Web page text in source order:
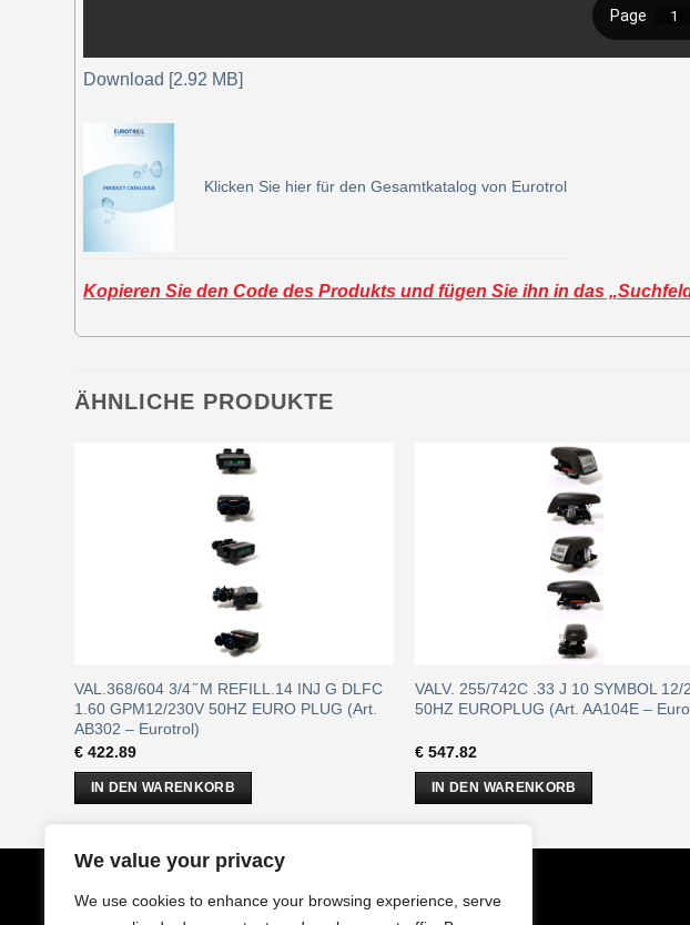
We value your privacy
We use cookies to enhance your browsing experience, serve
Download [2.92 MB]
Klicken Sie hier für den Gesamtkatalog von Eurotrol
Kopieren Sie den Code des Produkts und fügen Sie ihn in das
ÄHNLICHE PRODUKTE
VAL.368/604 3/4 ̋ M REFILL.14 INJ G DLFC
1.60 GPM12/230V 50HZ EURO PLUG (Art.
AB302 – Eurotrol)
€422.89
IN DEN WARENKORB
VALV. 255/742C .33 J 10 SYMBOL 12/
50HZ EUROPLUG (Art. AA104E –
€ 547.82
IN DEN WARENKORB
CobrAmGmbH
Impressum